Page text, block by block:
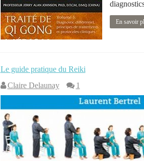
En savoir
Le guide pratique du Reiki
Claire Delaunay
1